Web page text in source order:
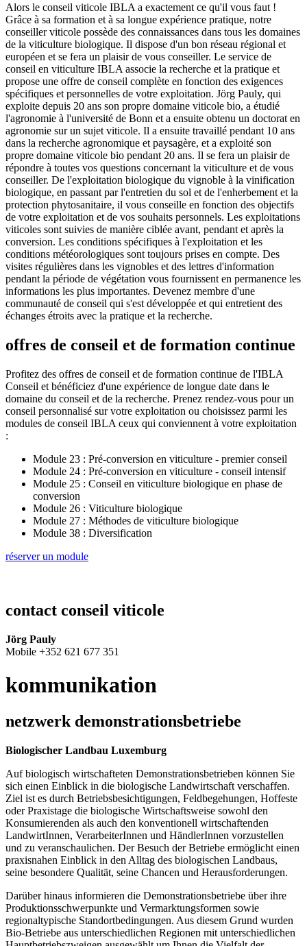
Alors le conseil viticole IBLA a exactement ce qu'il vous faut !
Grâce à sa formation et à sa longue expérience pratique, notre
conseiller viticole possède des connaissances dans tous les domaines
de la viticulture biologique. Il dispose d'un bon réseau régional et
européen et se fera un plaisir de vous conseiller. Le service de
conseil en viticulture IBLA associe la recherche et la pratique et
propose une offre de conseil complète en fonction des exigences
spécifiques et personnelles de votre exploitation. Jörg Pauly, qui
exploite depuis 20 ans son propre domaine viticole bio, a étudié
l'agronomie à l'université de Bonn et a ensuite obtenu un doctorat en
agronomie sur un sujet viticole. Il a ensuite travaillé pendant 10 ans
dans la recherche agronomique et paysagère, et a exploité son
propre domaine viticole bio pendant 20 ans. Il se fera un plaisir de
répondre à toutes vos questions concernant la viticulture et de vous
conseiller. De l'exploitation biologique du vignoble à la vinification
biologique, en passant par l'entretien du sol et de l'enherbement et la
protection phytosanitaire, il vous conseille en fonction des objectifs
de votre exploitation et de vos souhaits personnels. Les exploitations
viticoles sont suivies de manière ciblée avant, pendant et après la
conversion. Les conditions spécifiques à l'exploitation et les
conditions météorologiques sont toujours prises en compte. Des
visites régulières dans les vignobles et des lettres d'information
pendant la période de végétation vous fournissent en permanence les
informations les plus importantes. Devenez membre d'une
communauté de conseil qui s'est développée et qui entretient des
échanges étroits avec la pratique et la recherche.
offres de conseil et de formation continue
Profitez des offres de conseil et de formation continue de l'IBLA
Conseil et bénéficiez d'une expérience de longue date dans le
domaine du conseil et de la recherche. Prenez rendez-vous pour un
conseil personnalisé sur votre exploitation ou choisissez parmi les
modules de conseil IBLA ceux qui conviennent à votre exploitation
:
Module 23 : Pré-conversion en viticulture - premier conseil
Module 24 : Pré-conversion en viticulture - conseil intensif
Module 25 : Conseil en viticulture biologique en phase de
conversion
Module 26 : Viticulture biologique
Module 27 : Méthodes de viticulture biologique
Module 38 : Diversification
réserver un module
contact conseil viticole
Jörg Pauly
Mobile +352 621 677 351
kommunikation
netzwerk demonstrationsbetriebe
Biologischer Landbau Luxemburg
Auf biologisch wirtschafteten Demonstrationsbetrieben können Sie
sich einen Einblick in die biologische Landwirtschaft verschaffen.
Ziel ist es durch Betriebsbesichtigungen, Feldbegehungen, Hoffeste
oder Praxistage die biologische Wirtschaftsweise sowohl den
Konsumierenden als auch den konventionell wirtschaftenden
LandwirtInnen, VerarbeiterInnen und HändlerInnen vorzustellen
und zu veranschaulichen. Der Besuch der Betriebe ermöglicht einen
praxisnahen Einblick in den Alltag des biologischen Landbaus,
seine besondere Qualität, seine Chancen und Herausforderungen.
Darüber hinaus informieren die Demonstrationsbetriebe über ihre
Produktionsschwerpunkte und Vermarktungsformen sowie
regionaltypische Standortbedingungen. Aus diesem Grund wurden
Bio-Betriebe aus unterschiedlichen Regionen mit unterschiedlichen